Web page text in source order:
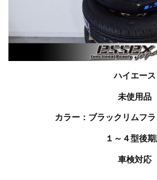
ハイエース
未使用品
カラー：ブラックリムフ
１～４型後
車検対応